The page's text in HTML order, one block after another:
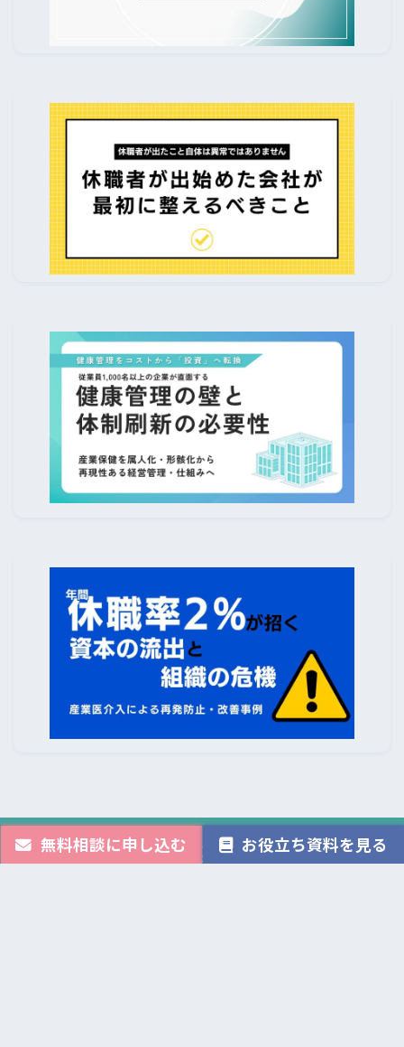
産業医クラウドは株式会社Avenirが運営しています。
株式会社メンタルヘルステクノロジーズ
無料相談に申し込む お役立ち資料を見る